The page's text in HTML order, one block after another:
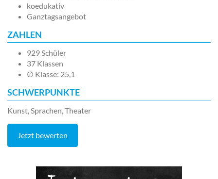
koedukativ
Ganztagsangebot
ZAHLEN
929 Schüler
37 Klassen
∅ Klasse: 25,1
SCHWERPUNKTE
Kunst, Sprachen, Theater
Jetzt bewerten